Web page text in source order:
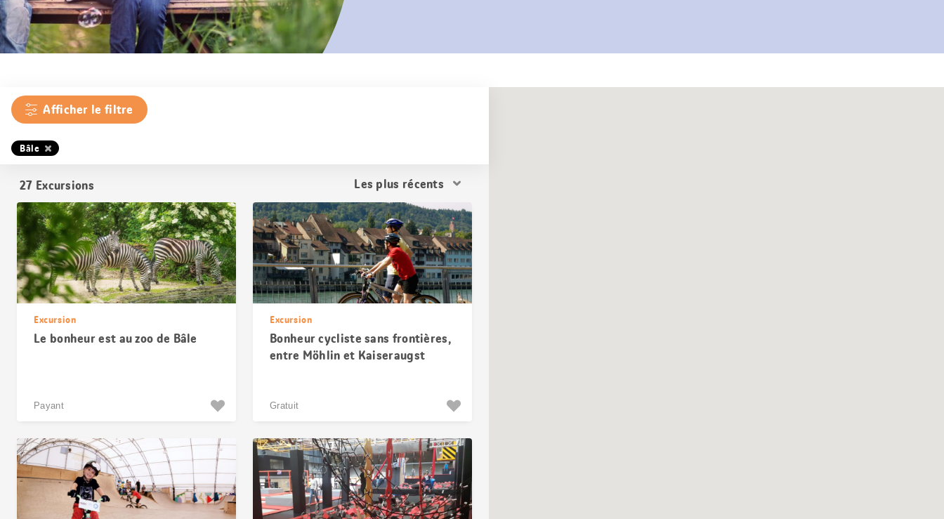
Afficher le filtre
Bâle
27 Excursions
Trier
résultats
Excursion
Le bonheur est au zoo de Bâle
Payant
Excursion
Bonheur cycliste sans frontières,
entre Möhlin et Kaiseraugst
Gratuit